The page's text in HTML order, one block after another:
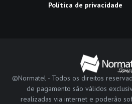
Política de privacidade
©Normatel - Todos os direitos
de pagamento são válidos
realizadas via internet e poderão